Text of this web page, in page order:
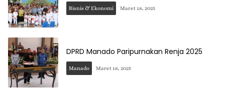
Bisnis & Ekonomi Maret 18, 2025
DPRD Manado Paripurnakan Renja 2025
Manado Maret 18, 2025